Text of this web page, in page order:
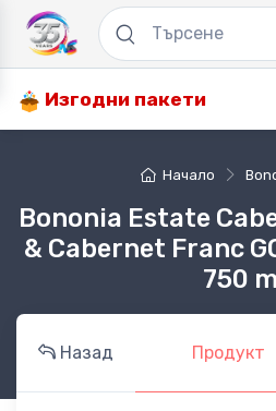
Изгодни пакети
Начало
Bononia Estate
& Cabernet Franc
750
Назад Продукт